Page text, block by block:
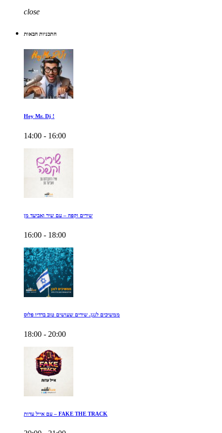
close
התכניות הבאות
Hey Mr. Dj !
14:00 - 16:00
שירים וקפה – עם שיר ואביעד מן
16:00 - 18:00
ממשיכים לנגן. שירים שעושים טוב ברדיו פלוס
18:00 - 20:00
עם אייל עדות – FAKE THE TRACK